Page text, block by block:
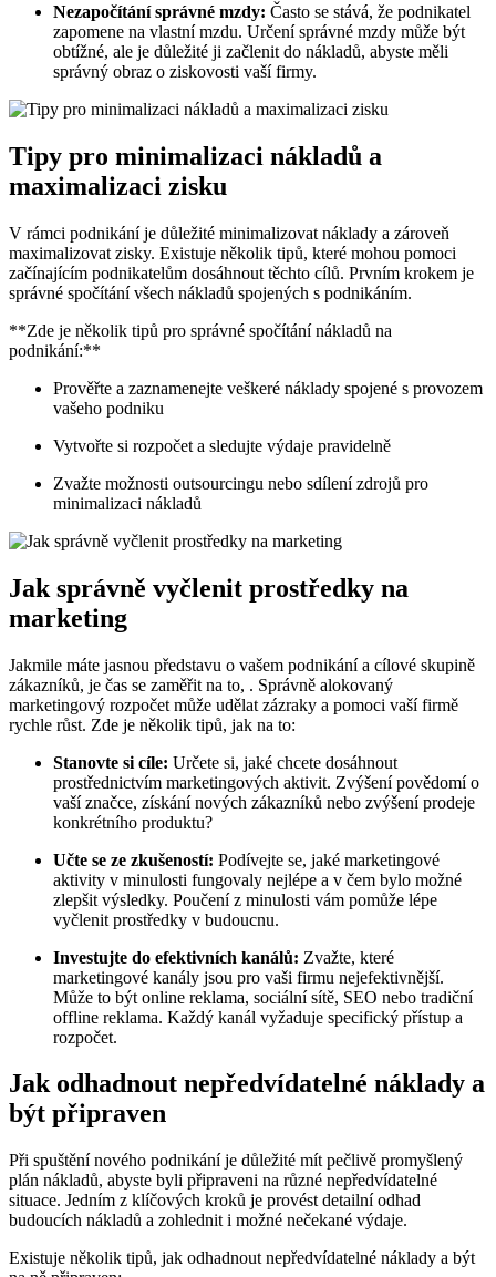
Nezapočítání správné mzdy: Často se stává, že podnikatel
zapomene na vlastní mzdu. Určení správné mzdy může být
obtížné, ale je důležité ji začlenit do nákladů, abyste měli
správný obraz o ziskovosti vaší firmy.
Tipy pro minimalizaci nákladů a
maximalizaci zisku
V rámci podnikání je důležité minimalizovat náklady a zároveň
maximalizovat zisky. Existuje několik tipů, které mohou pomoci
začínajícím podnikatelům dosáhnout těchto cílů. Prvním krokem je
správné spočítání všech nákladů spojených s podnikáním.
**Zde je několik tipů pro správné spočítání nákladů na
podnikání:**
Prověřte a zaznamenejte veškeré náklady spojené s provozem
vašeho podniku
Vytvořte si rozpočet a sledujte výdaje pravidelně
Zvažte možnosti outsourcingu nebo sdílení zdrojů pro
minimalizaci nákladů
Jak správně vyčlenit prostředky na
marketing
Jakmile máte jasnou představu o vašem podnikání a cílové skupině
zákazníků, je čas se zaměřit na to, . Správně alokovaný
marketingový rozpočet může udělat zázraky a pomoci vaší firmě
rychle růst. Zde je několik tipů, jak na to:
Stanovte si cíle: Určete si, jaké chcete dosáhnout
prostřednictvím marketingových aktivit. Zvýšení povědomí o
vaší značce, získání nových zákazníků nebo zvýšení prodeje
konkrétního produktu?
Učte se ze zkušeností: Podívejte se, jaké marketingové
aktivity v minulosti fungovaly nejlépe a v čem bylo možné
zlepšit výsledky. Poučení z minulosti vám pomůže lépe
vyčlenit prostředky v budoucnu.
Investujte do efektivních kanálů: Zvažte, které
marketingové kanály jsou pro vaši firmu nejefektivnější.
Může to být online reklama, sociální sítě, SEO nebo tradiční
offline reklama. Každý kanál vyžaduje specifický přístup a
rozpočet.
Jak odhadnout nepředvídatelné náklady a
být připraven
Při spuštění nového podnikání je důležité mít pečlivě promyšlený
plán nákladů, abyste byli připraveni na různé nepředvídatelné
situace. Jedním z klíčových kroků je provést detailní odhad
budoucích nákladů a zohlednit i možné nečekané výdaje.
Existuje několik tipů, jak odhadnout nepředvídatelné náklady a být